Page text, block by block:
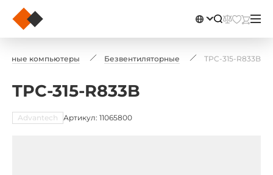
компьютеры Безвентиляторные TPC-315-R833B
TPC-315-R833B
Advantech Артикул: 11065800